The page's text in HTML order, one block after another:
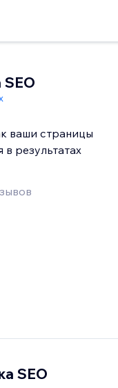
ваши страницы
результатах
SEO